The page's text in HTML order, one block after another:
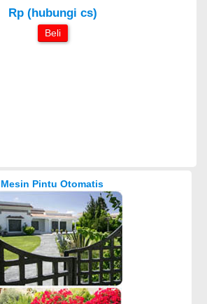
Rp (hubungi cs)
Beli
Mesin Pintu Otomatis